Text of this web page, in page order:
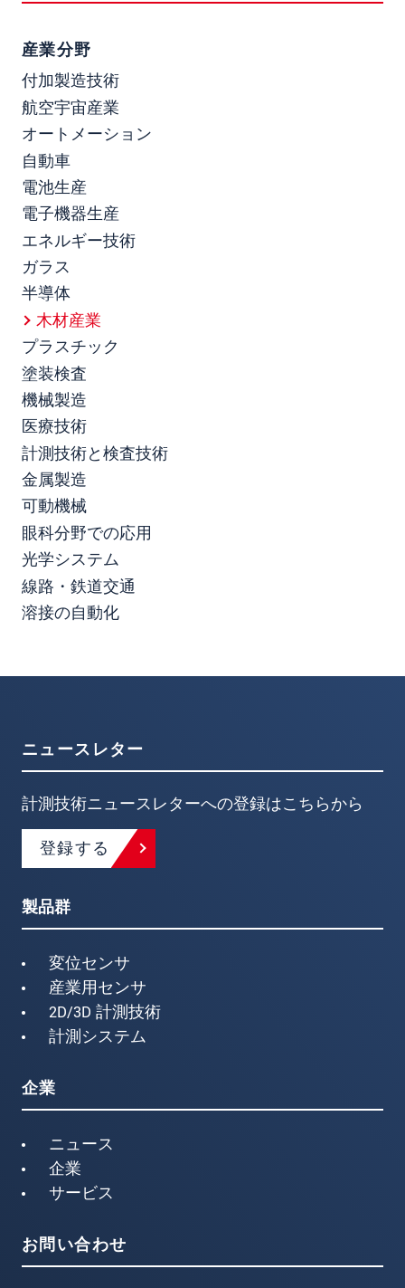
産業分野
付加製造技術
航空宇宙産業
オートメーション
自動車
電池生産
電子機器生産
エネルギー技術
ガラス
半導体
木材産業
プラスチック
塗装検査
機械製造
医療技術
計測技術と検査技術
金属製造
可動機械
眼科分野での応用
光学システム
線路・鉄道交通
溶接の自動化
ニュースレター
計測技術ニュースレターへの登録はこちらから
登録する
製品群
変位センサ
産業用センサ
2D/3D 計測技術
計測システム
企業
ニュース
企業
サービス
お問い合わせ